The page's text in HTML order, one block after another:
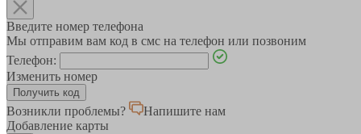
Введите номер телефона
Мы отправим вам код в смс на телефон или позвоним
Телефон:
Изменить номер
Возникли проблемы?
Напишите нам
Добавление карты